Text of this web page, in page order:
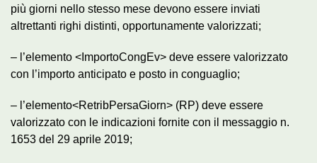
più giorni nello stesso mese devono essere inviati
altrettanti righi distinti, opportunamente valorizzati;
– l’elemento <ImportoCongEv> deve essere valorizzato
con l’importo anticipato e posto in conguaglio;
– l’elemento<RetribPersaGiorn> (RP) deve essere
valorizzato con le indicazioni fornite con il messaggio n.
1653 del 29 aprile 2019;